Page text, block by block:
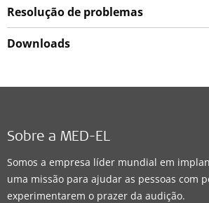
Resolução de problemas
Downloads
Sobre a MED-EL
Somos a empresa líder mundial em
uma missão para ajudar as pessoas com
experimentarem o prazer da audição.